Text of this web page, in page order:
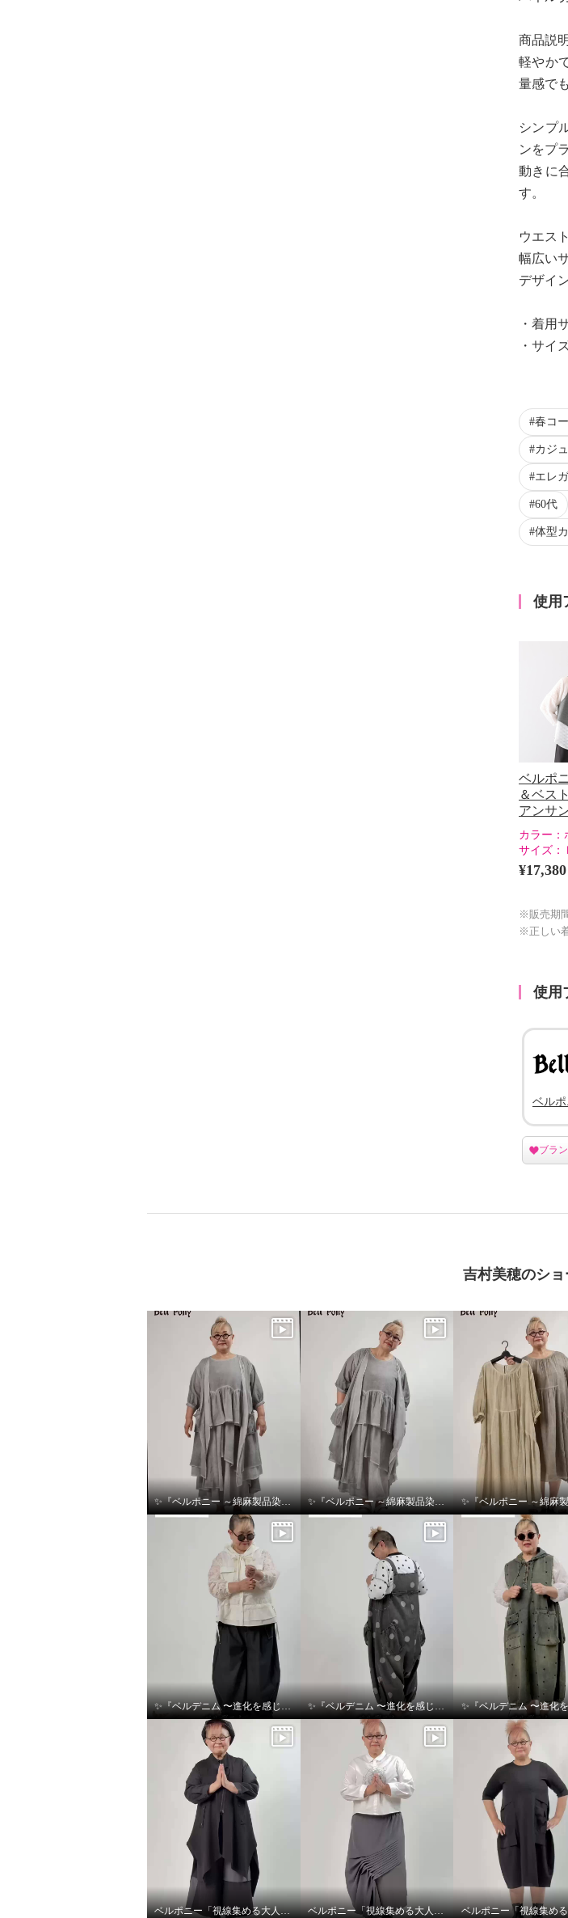
ベルポニー シャツ＆ベスト デ
ザインアンサンブル
Ｌ〜ＬＬ
ベルポニー パネル切替 ワイド
シルエット デザインパンツ
Ｌ〜ＬＬ
商品説
軽やか
量感で
シンプ
ンをプ
動きに
す。
ウエス
幅広い
デザイ
・着用
・サイ
春コ
カジ
エレ
60代
体型
使用
ベルポ
＆ベス
アンサ
カラー：
サイズ：
¥17,380
※販売期
※正しい
使用
ベル
ブラ
吉村美穂のシ
✨『ベルポニー ～綿麻製品染めシリーズ～』✨ ✨『ベルポニー ～綿麻製品染めシリーズ～』✨
✨『ベルデニム 〜進化を感じるデニムスタイル〜』✨ ✨『ベルデニム 〜進化を感じるデニムスタイル〜』✨
ベルポニー「視線集める大人の遊びを装う」 ベルポニー「視線集める大人の遊びを装う」